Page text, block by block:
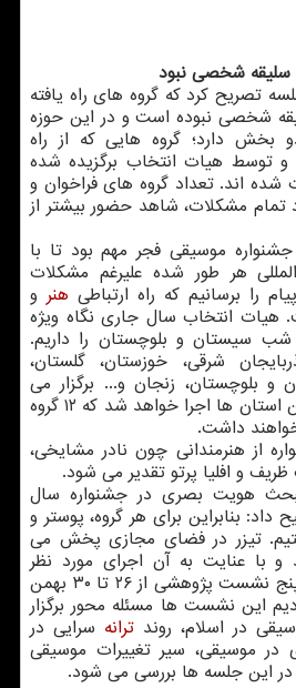
سلیقه شخصی نبود
تصریح كرد كه گروه های راه یافته
شخصی نبوده است و در این حوزه
بخش دارد؛ گروه هایی كه از راه
و توسط هیات انتخاب برگزیده شده
شده اند. تعداد گروه های فراخوان و
تمام مشكلات، شاهد حضور بیشتر از
موسیقی فجر مهم بود تا با
هر طور شده علیرغم مشكلات
را برسانیم كه راه ارتباطی هنر و
هیات انتخاب سال جاری نگاه ویژه
سیستان و بلوچستان را داریم.
شرقی، خوزستان، گلستان،
و بلوچستان، زنجان و... برگزار می
گردد. بالای ۹۰ اجرا در این استان ها اجرا خواهد شد كه ۱۲ گروه
خواهند داشت.
از هنرمندانی چون نادر مشایخی،
و افلیا پرتو تقدیر می شود.
مبحث هویت بصری در جشنواره سال
بنابراین برای هر گروه، پوستر و
تیزر در فضای مجازی پخش می
و با عنایت به آن اجرای مورد نظر
خویش را انتخاب كنند. پنج نشست پژوهشی از ۲۶ تا ۳۰ بهمن
این نشست ها مسئله محور برگزار
در اسلام، روند ترانه سرایی در
در موسیقی، سیر تغییرات موسیقی
این جلسه ها بررسی می شود.